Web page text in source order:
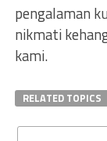
pengalaman
nikmati
kami.
RELATED TOPICS